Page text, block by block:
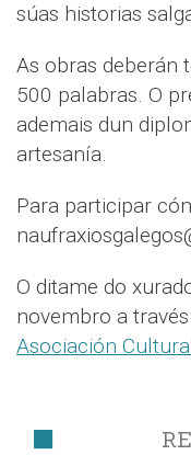
súas historias
As obras deberán
500 palabras. O
ademais dun
artesanía.
Para participar
O ditame do
novembro a
Asociación